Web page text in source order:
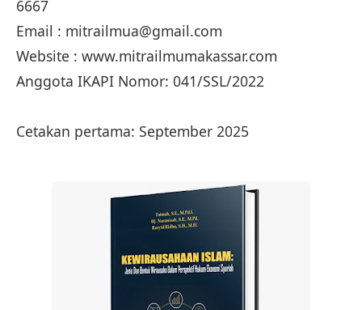
6667
Email : mitrailmua@gmail.com
Website : www.mitrailmumakassar.com
Anggota IKAPI Nomor: 041/SSL/2022
Cetakan pertama: September 2025